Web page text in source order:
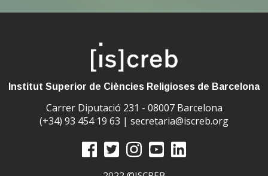
Institut Superior de Ciències Religioses de Barcelona
Carrer Diputació 231 - 08007 Barcelona
(+34) 93 454 19 63 | secretaria@iscreb.org